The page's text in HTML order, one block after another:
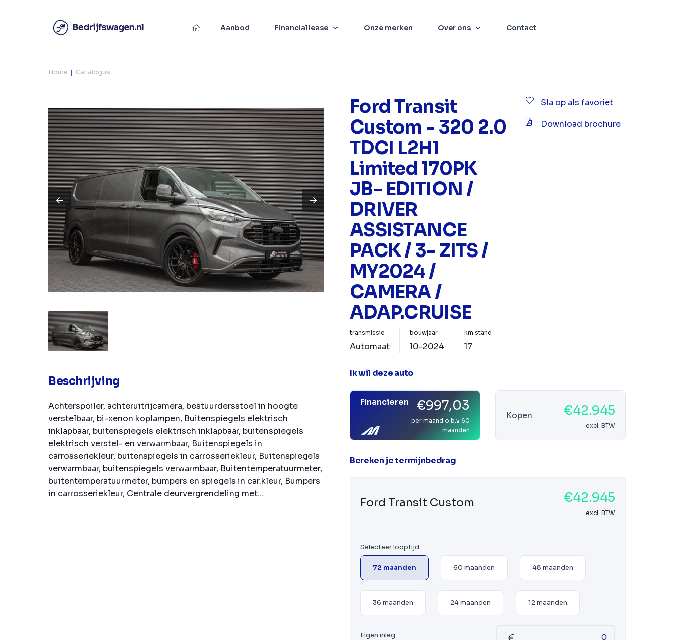
Aanbod Financial lease Onze merken Over ons Contact
Home Catalogus
Beschrijving
Achterspoiler, achteruitrijcamera, bestuurdersstoel in hoogte
verstelbaar, bi-xenon koplampen, Buitenspiegels elektrisch
inklapbaar, buitenspiegels elektrisch inklapbaar, buitenspiegels
elektrisch verstel- en verwarmbaar, Buitenspiegels in
carrosseriekleur, buitenspiegels in carrosseriekleur, Buitenspiegels
verwarmbaar, buitenspiegels verwarmbaar, Buitentemperatuurmeter,
buitentemperatuurmeter, bumpers en spiegels in car.kleur, Bumpers
in carrosseriekleur, Centrale deurvergrendeling met...
Ford Transit
Custom - 320 2.0
TDCI L2H1
Limited 170PK
JB- EDITION /
DRIVER
ASSISTANCE
PACK / 3- ZITS /
MY2024 /
CAMERA /
ADAP.CRUISE
Sla op als favoriet
Download brochure
transmissie
Automaat
bouwjaar
10-2024
km.stand
17
Ik wil deze auto
Financieren €997,03
per maand o.b.v 60
maanden
Kopen €42.945
excl. BTW
Bereken je termijnbedrag
Ford Transit Custom €42.945
excl. BTW
Selecteer looptijd
72 maanden 60 maanden 48 maanden
36 maanden 24 maanden 12 maanden
Eigen inleg